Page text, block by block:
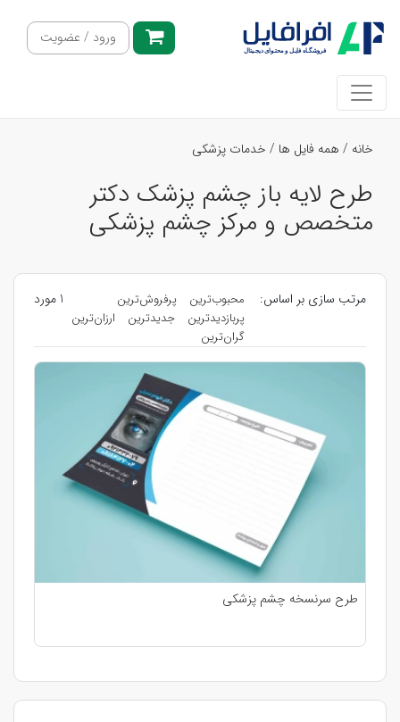
ورود / عضویت
خانه / همه فایل ها / خدمات پزشکی
طرح لایه باز چشم پزشک دکتر
متخصص و مرکز چشم پزشکی
مرتب سازی بر اساس: محبوب‌ترین
پرفروش‌ترین
پربازدیدترین
جدیدترین
ارزان‌ترین
گران‌ترین
1 مورد
طرح سرنسخه چشم پزشکی